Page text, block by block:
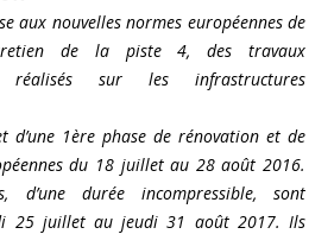
aux nouvelles normes européennes de
de la piste 4, des travaux
réalisés sur les infrastructures
d’une 1ère phase de rénovation et de
du 18 juillet au 28 août 2016.
d’une durée incompressible, sont
25 juillet au jeudi 31 août 2017. Ils